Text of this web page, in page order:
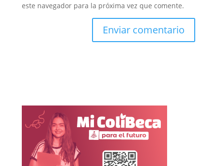
este navegador para la próxima vez que comente.